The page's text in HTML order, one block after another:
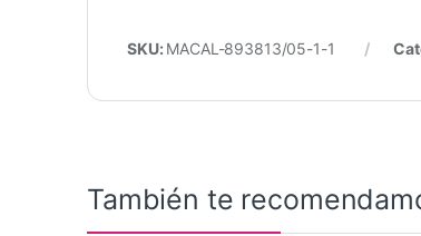
SKU: MACAL-893813/05-1-1
También te